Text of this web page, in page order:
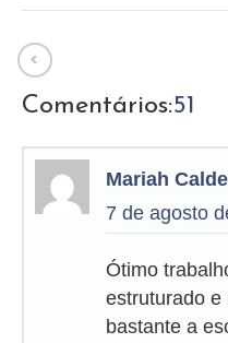
Comentários:51
Mariah
7 de agosto
Ótimo
estruturado e
bastante a